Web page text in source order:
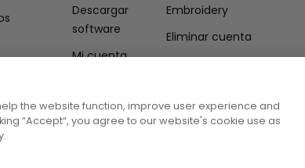
Descargar
software
Mi cuenta
Embroidery
Eliminar cuenta
the website function, improve user experience and
“Accept“, you agree to our website's cookie use as